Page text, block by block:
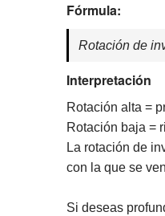
Fórmula:
Rotación de
Interpretación
Rotación alta =
Rotación baja =
La rotación de
con la que se
Si deseas